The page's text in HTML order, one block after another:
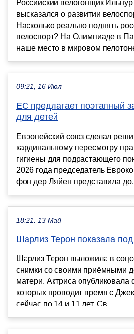
Российский велогонщик
высказался о развитии
Насколько реально поднять
велоспорт? На Олимпиаде в
наше место в мировом
09:21, 16 Июл
ЕС предлагает поэтапный
для детей
Европейский союз сделал
кардинальному пересмотру
гигиены для подрастающего
2026 года председатель
фон дер Ляйен представила
18:21, 13 Май
Шарлиз Терон показала
Шарлиз Терон выложила в
снимки со своими приёмными
матери. Актриса опубликовала
которых проводит время с
сейчас по 14 и 11 лет. Св...